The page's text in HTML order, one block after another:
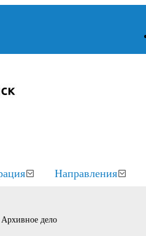
Направления
Архивное дело